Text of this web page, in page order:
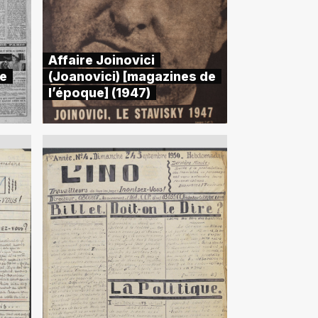
Affaire Joinovici
(Joanovici) [magazines de
l’époque] (1947)